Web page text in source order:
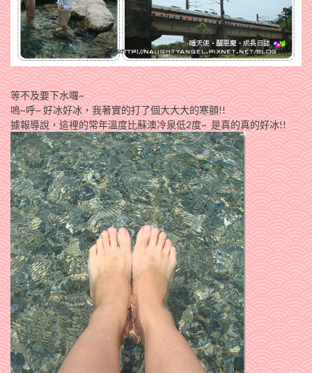
等不及要下水囉~
嗚~呼~ 好冰好冰，我著實的打了個大大大的寒顫!!
據報導說，這裡的常年溫度比蘇澳冷泉低2度~ 是真的真的好冰!!